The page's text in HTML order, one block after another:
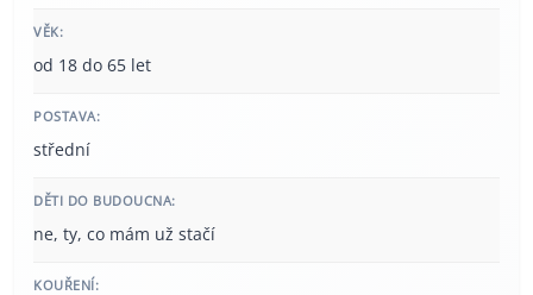
VĚK:
od 18 do 65 let
POSTAVA:
střední
DĚTI DO BUDOUCNA:
ne, ty, co mám už stačí
KOUŘENÍ: